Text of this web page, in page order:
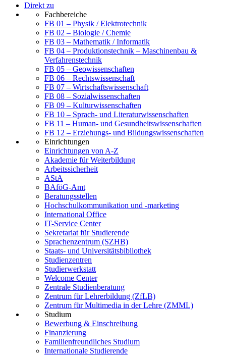
Direkt zu
Fachbereiche
FB 01 – Physik / Elektrotechnik
FB 02 – Biologie / Chemie
FB 03 – Mathematik / Informatik
FB 04 – Produktionstechnik – Maschinenbau &
Verfahrenstechnik
FB 05 – Geowissenschaften
FB 06 – Rechtswissenschaft
FB 07 – Wirtschaftswissenschaft
FB 08 – Sozialwissenschaften
FB 09 – Kulturwissenschaften
FB 10 – Sprach- und Literaturwissenschaften
FB 11 – Human- und Gesundheitswissenschaften
FB 12 – Erziehungs- und Bildungswissenschaften
Einrichtungen
Einrichtungen von A-Z
Akademie für Weiterbildung
Arbeitssicherheit
AStA
BAföG-Amt
Beratungsstellen
Hochschulkommunikation und -marketing
International Office
IT-Service Center
Sekretariat für Studierende
Sprachenzentrum (SZHB)
Staats- und Universitätsbibliothek
Studienzentren
Studierwerkstatt
Welcome Center
Zentrale Studienberatung
Zentrum für Lehrerbildung (ZfLB)
Zentrum für Multimedia in der Lehre (ZMML)
Studium
Bewerbung & Einschreibung
Finanzierung
Familienfreundliches Studium
Internationale Studierende